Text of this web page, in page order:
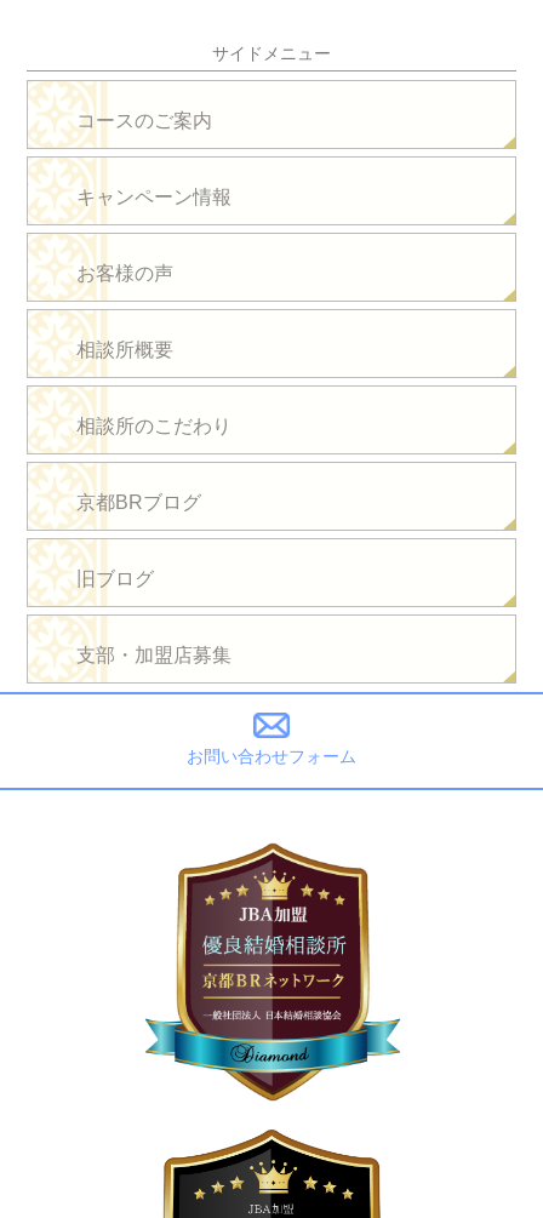
サイドメニュー
コースのご案内
キャンペーン情報
お客様の声
相談所概要
相談所のこだわり
京都BRブログ
旧ブログ
支部・加盟店募集
お問い合わせフォーム